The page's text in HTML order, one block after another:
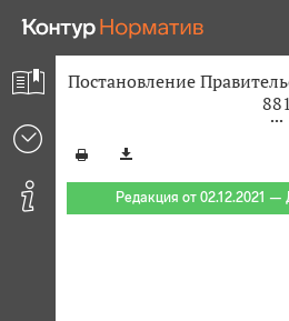
Постановление
881
Редакция от 02.12.2021 —